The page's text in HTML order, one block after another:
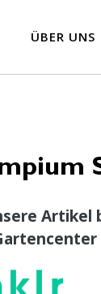
ÜBER UNS